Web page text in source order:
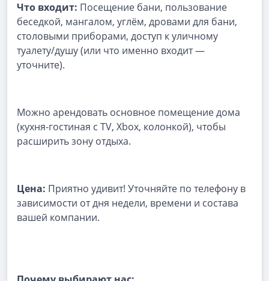
Что входит: Посещение бани, пользование
беседкой, мангалом, углём, дровами для бани,
столовыми приборами, доступ к уличному
туалету/душу (или что именно входит —
уточните).
Можно арендовать основное помещение дома
(кухня-гостиная с TV, Xbox, колонкой), чтобы
расширить зону отдыха.
Цена: Приятно удивит! Уточняйте по телефону в
зависимости от дня недели, времени и состава
вашей компании.